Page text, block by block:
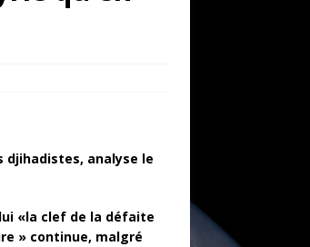
djihadistes, analyse le
lui «la clef de la défaite
» continue, malgré